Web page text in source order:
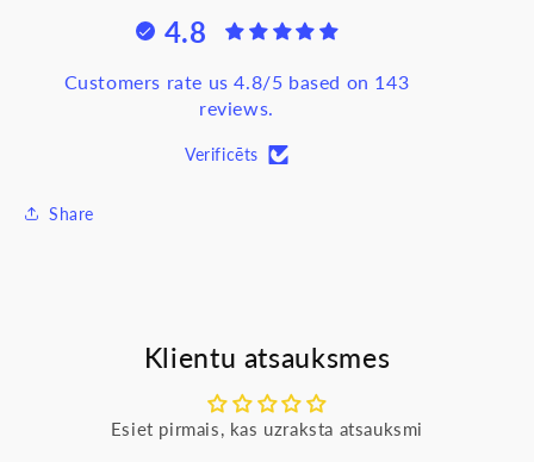
karbonmelns
SIEMENS
karbonmelns
SIEMENS
Delta
4.8
Customers rate us 4.8/5 based on 143
reviews.
Verificēts
Share
Klientu atsauksmes
Esiet pirmais, kas uzraksta atsauksmi